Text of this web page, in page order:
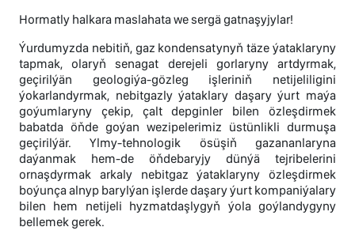
Hormatly halkara maslahata we sergä gatnaşyjylar!
Ýurdumyzda nebitiň, gaz kondensatynyň täze ýataklaryny
tapmak, olaryň senagat derejeli gorlaryny artdyrmak,
geçirilýän geologiýa-gözleg işleriniň netijeliligini
ýokarlandyrmak, nebitgazly ýataklary daşary ýurt maýa
goýumlaryny çekip, çalt depginler bilen özleşdirmek
babatda öňde goýan wezipelerimiz üstünlikli durmuşa
geçirilýär. Ylmy-tehnologik ösüşiň gazananlaryna
daýanmak hem-de öňdebaryjy dünýä tejribelerini
ornaşdyrmak arkaly nebitgaz ýataklaryny özleşdirmek
boýunça alnyp barylýan işlerde daşary ýurt kompaniýalary
bilen hem netijeli hyzmatdaşlygyň ýola goýlandygyny
bellemek gerek.